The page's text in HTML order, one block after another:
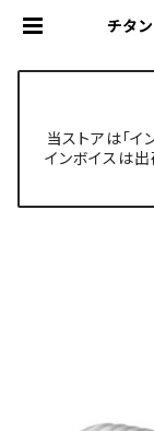
チタ
|
当ストアは「
インボイスは